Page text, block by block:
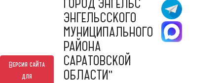
Версия сайта
для
ГОРОД ЭНГЕЛЬС
ЭНГЕЛЬССКОГО
МУНИЦИПАЛЬНОГО
РАЙОНА
САРАТОВСКОЙ
ОБЛАСТИ"